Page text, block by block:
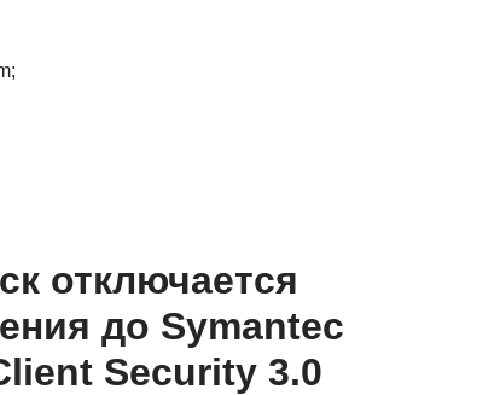
отключается
до Symantec
Security 3.0